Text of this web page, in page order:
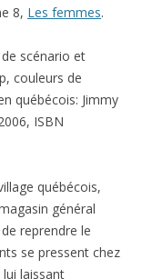
8, Les femmes.
de scénario et
couleurs de
québécois: Jimmy
ISBN
québécois,
général
reprendre le
se pressent chez
laissant